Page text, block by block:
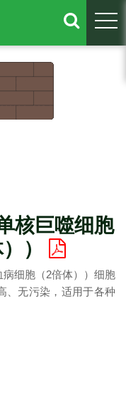
核巨噬细胞
）
细胞（2倍体））细胞
、无污染，适用于各种